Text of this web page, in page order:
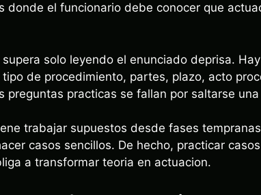
donde el funcionario debe conocer que
solo leyendo el enunciado deprisa.
de procedimiento, partes, plazo, acto
preguntas practicas se fallan por saltarse
trabajar supuestos desde fases
casos sencillos. De hecho, practicar
a transformar teoria en actuacion.